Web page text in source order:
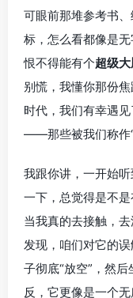
可眼前那堆参考书
标，怎么看都像是
恨不得能有个超级
别慌，我懂你那份
时代，我们有幸遇
——那些被我们称作
我跟你讲，一开始
一下，总觉得是不是
当我真的去接触，
发现，咱们对它的
子彻底“放空”，然
反，它更像是一个